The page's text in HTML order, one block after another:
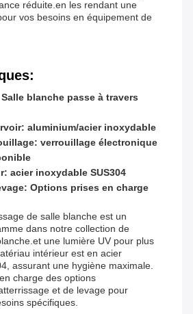
réduite.en les rendant une
vos besoins en équipement de
blanche passe à travers
aluminium/acier inoxydable
verrouillage électronique
acier inoxydable SUS304
Options prises en charge
de salle blanche est un
dans notre collection de
une lumière UV pour plus
intérieur est en acier
assurant une hygiène maximale.
charge des options
et de levage pour
spécifiques.